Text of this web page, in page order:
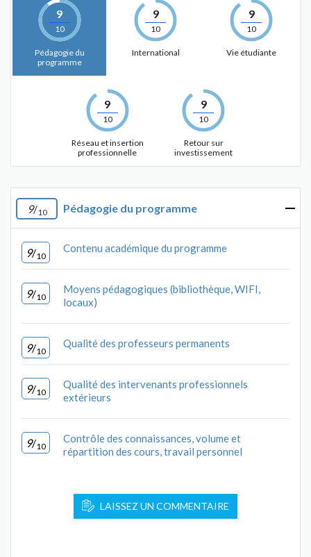
9
10
Pédagogie du
programme
9
10
International
9
10
Vie étudiante
9
10
Réseau et insertion
professionnelle
9
10
Retour sur
investissement
9/10 Pédagogie du programme
9/10
Contenu académique du programme
9/10
Moyens pédagogiques (bibliothèque, WIFI,
locaux)
9/10
Qualité des professeurs permanents
9/10
Qualité des intervenants professionnels
extérieurs
9/10
Contrôle des connaissances, volume et
répartition des cours, travail personnel
LAISSEZ UN COMMENTAIRE